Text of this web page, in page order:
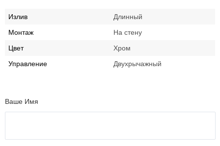
Излив
Длинный
Монтаж
На стену
Цвет
Хром
Управление
Двухрычажный
Ваше Имя